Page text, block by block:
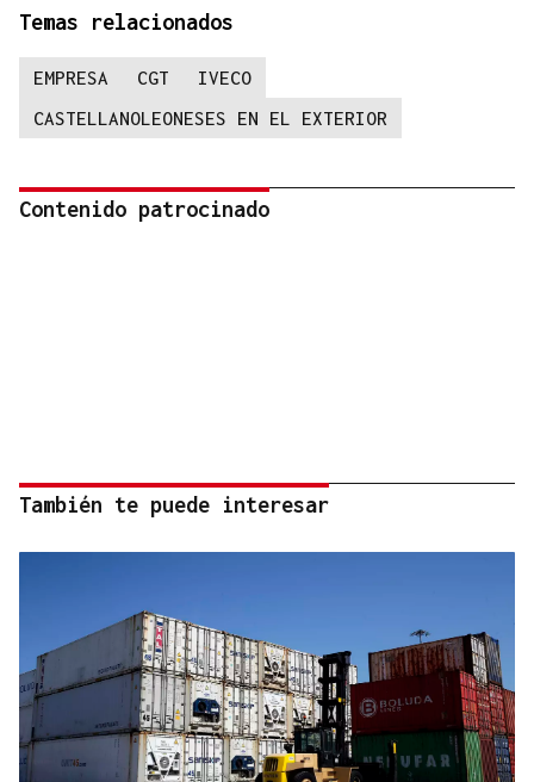
Temas relacionados
EMPRESA CGT
IVECO
CASTELLANOLEONESES EN EL EXTERIOR
Contenido patrocinado
También te puede interesar